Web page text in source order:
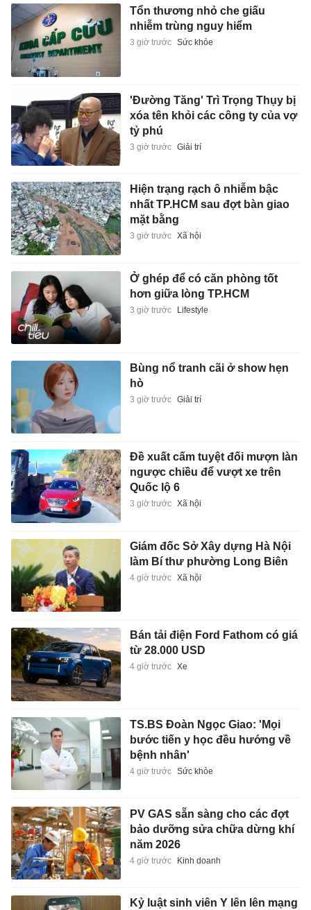
Tổn thương nhỏ che giấu
nhiễm trùng nguy hiểm
3 giờ trước Sức khỏe
'Đường Tăng' Trì Trọng Thụy bị
xóa tên khỏi các công ty của vợ
tỷ phú
3 giờ trước Giải trí
Hiện trạng rạch ô nhiễm bậc
nhất TP.HCM sau đợt bàn giao
mặt bằng
3 giờ trước Xã hội
Ở ghép để có căn phòng tốt
hơn giữa lòng TP.HCM
3 giờ trước Lifestyle
Bùng nổ tranh cãi ở show hẹn
hò
3 giờ trước Giải trí
Đề xuất cấm tuyệt đối mượn làn
ngược chiều để vượt xe trên
Quốc lộ 6
3 giờ trước Xã hội
Giám đốc Sở Xây dựng Hà Nội
làm Bí thư phường Long Biên
4 giờ trước Xã hội
Bán tải điện Ford Fathom có giá
từ 28.000 USD
4 giờ trước Xe
TS.BS Đoàn Ngọc Giao: 'Mọi
bước tiến y học đều hướng về
bệnh nhân'
4 giờ trước Sức khỏe
PV GAS sẵn sàng cho các đợt
bảo dưỡng sửa chữa dừng khí
năm 2026
4 giờ trước Kinh doanh
Kỷ luật sinh viên Y lên lên mạng